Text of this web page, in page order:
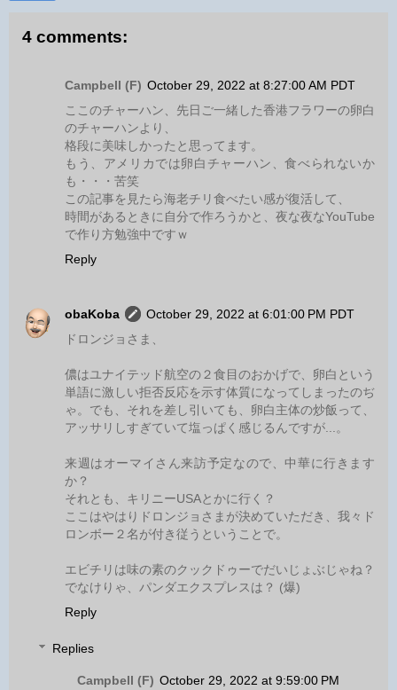
4 comments:
Campbell (F) October 29, 2022 at 8:27:00 AM PDT
ここのチャーハン、先日ご一緒した香港フラワーの卵白
のチャーハンより、
格段に美味しかったと思ってます。
もう、アメリカでは卵白チャーハン、食べられないか
も・・・苦笑
この記事を見たら海老チリ食べたい感が復活して、
時間があるときに自分で作ろうかと、夜な夜なYouTube
で作り方勉強中ですｗ
Reply
obaKoba
October 29, 2022 at 6:01:00 PM PDT
ドロンジョさま、
儂はユナイテッド航空の２食目のおかげで、卵白という
単語に激しい拒否反応を示す体質になってしまったのぢ
ゃ。でも、それを差し引いても、卵白主体の炒飯って、
アッサリしすぎていて塩っぱく感じるんですが...。
来週はオーマイさん来訪予定なので、中華に行きます
か？
それとも、キリニーUSAとかに行く？
ここはやはりドロンジョさまが決めていただき、我々ド
ロンボー２名が付き従うということで。
エビチリは味の素のクックドゥーでだいじょぶじゃね？
でなけりゃ、パンダエクスプレスは？ (爆)
Reply
Replies
Campbell (F) October 29, 2022 at 9:59:00 PM